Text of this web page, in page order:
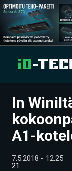
UUTISET
ARTIKKELIT
VIDEOT
In
A1-
7.5.2018 - 12:25
21